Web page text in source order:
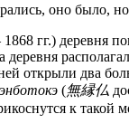
оно было,
гг.) деревня
деревня
открыли два
(無​縁​仏
к такой